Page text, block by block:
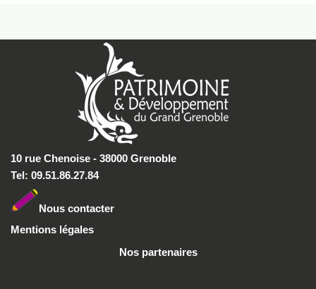
10 rue Chenoise - 38000 Grenoble
Tel: 09.51.86.27.84
Nous contacter
Mentions légales
Nos partenaires